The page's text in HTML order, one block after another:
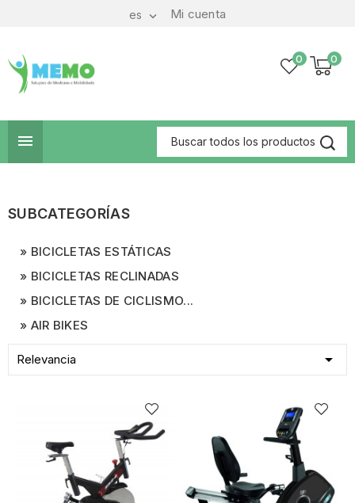
Mi cuenta
es 
0
0

SUBCATEGORÍAS
BICICLETAS ESTÁTICAS
BICICLETAS RECLINADAS
BICICLETAS DE CICLISMO...
AIR BIKES
Relevancia 